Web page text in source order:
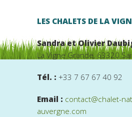
LES CHALETS DE LA
Sandra et Olivier
La Vigne Grande, 63320
Tél. : +33 7 67 67 40 92
Email : contact@chalet-
auvergne.com